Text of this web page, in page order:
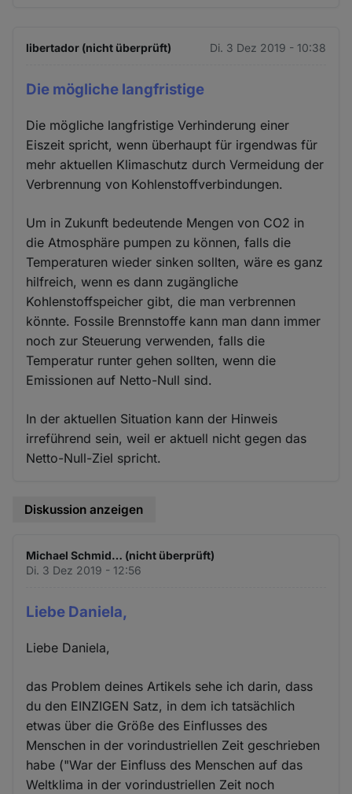
libertador (nicht überprüft) Di. 3 Dez 2019 - 10:38
Die mögliche langfristige
Die mögliche langfristige Verhinderung einer
Eiszeit spricht, wenn überhaupt für irgendwas für
mehr aktuellen Klimaschutz durch Vermeidung der
Verbrennung von Kohlenstoffverbindungen.
Um in Zukunft bedeutende Mengen von CO2 in
die Atmosphäre pumpen zu können, falls die
Temperaturen wieder sinken sollten, wäre es ganz
hilfreich, wenn es dann zugängliche
Kohlenstoffspeicher gibt, die man verbrennen
könnte. Fossile Brennstoffe kann man dann immer
noch zur Steuerung verwenden, falls die
Temperatur runter gehen sollten, wenn die
Emissionen auf Netto-Null sind.
In der aktuellen Situation kann der Hinweis
irreführend sein, weil er aktuell nicht gegen das
Netto-Null-Ziel spricht.
Diskussion anzeigen
Michael Schmid… (nicht überprüft)
Di. 3 Dez 2019 - 12:56
Liebe Daniela,
Liebe Daniela,
das Problem deines Artikels sehe ich darin, dass
du den EINZIGEN Satz, in dem ich tatsächlich
etwas über die Größe des Einflusses des
Menschen in der vorindustriellen Zeit geschrieben
habe ("War der Einfluss des Menschen auf das
Weltklima in der vorindustriellen Zeit noch